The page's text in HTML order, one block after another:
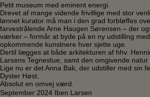
Petit museum med eminent energi.
Drevet af mange vidende frivillige med stor
lønnet kurator må man i den grad forbløffes
farvestrålende Arne Haugen Sørensen – der
værker – formår at byde på en ny udstilling
opkommende kunstnere hver sjette uge.
Dertil lægges at både arkitekturen af hhv.
Larsens Tegnestue, samt den omgivende natur
Lige nu er det Anna Bak, der udstiller med sin
Dyster Høst.
Absolut en omvej værd.
September 2024 Iben Larsen